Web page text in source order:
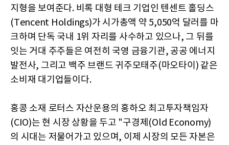
지형을 보여준다. 비록 대형 테크 기업인 텐센트 홀딩스
(Tencent Holdings)가 시가총액 약 5,050억 달러를 마
크하며 단독 국내 1위 자리를 사수하고 있으나, 그 뒤를
잇는 거대 주주들은 여전히 국영 금융기관, 공공 에너지
발전사, 그리고 백주 브랜드 귀주모태주(마오타이) 같은
소비재 대기업들이다.
홍콩 소재 로터스 자산운용의 홍하오 최고투자책임자
(CIO)는 현 시장 상황을 두고 "구경제(Old Economy)
의 시대는 저물어가고 있으며, 이제 시장의 모든 자본은